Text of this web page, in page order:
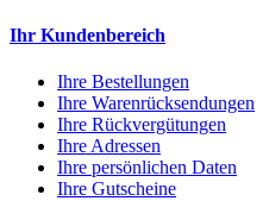
Ihr Kundenbereich
Ihre Bestellungen
Ihre Warenrücksendungen
Ihre Rückvergütungen
Ihre Adressen
Ihre persönlichen Daten
Ihre Gutscheine